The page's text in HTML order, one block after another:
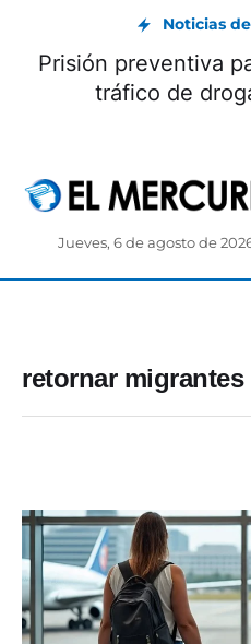
Noticias
Prisión preventiva
tráfico de
Jueves, 6 de agosto de
retornar migrantes